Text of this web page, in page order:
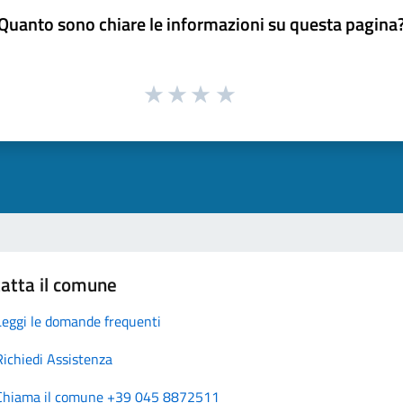
sono chiare le informazioni su questa
il comune
le domande frequenti
Assistenza
il comune +39 045 8872511